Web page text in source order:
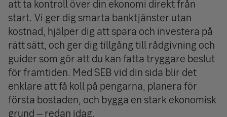
att ta kontroll över din ekonomi direkt från
start. Vi ger dig smarta banktjänster utan
kostnad, hjälper dig att spara och investera på
rätt sätt, och ger dig tillgång till rådgivning och
guider som gör att du kan fatta tryggare beslut
för framtiden. Med SEB vid din sida blir det
enklare att få koll på pengarna, planera för
första bostaden, och bygga en stark ekonomisk
grund – redan idag.